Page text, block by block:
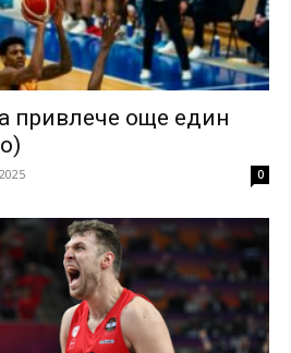
привлече още един
0